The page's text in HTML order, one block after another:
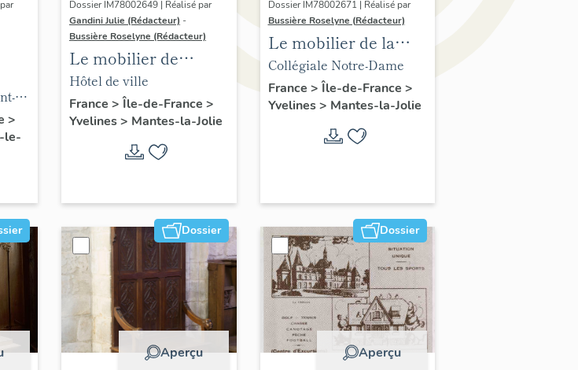
>
le-
Dossier IM78002649 | Réalisé par
Gandini Julie (Rédacteur) -
Bussière Roselyne (Rédacteur)
Le mobilier de
l'hôtel de ville
Hôtel de ville
France > Île-de-France >
Yvelines> Mantes-la-Jolie
Dossier IM78002671 | Réalisé par
Bussière Roselyne (Rédacteur)
Le mobilier de la
collégiale
Collégiale Notre-Dame
France > Île-de-France >
Yvelines> Mantes-la-Jolie
Dossier
Aperçu
Dossier
Aperçu